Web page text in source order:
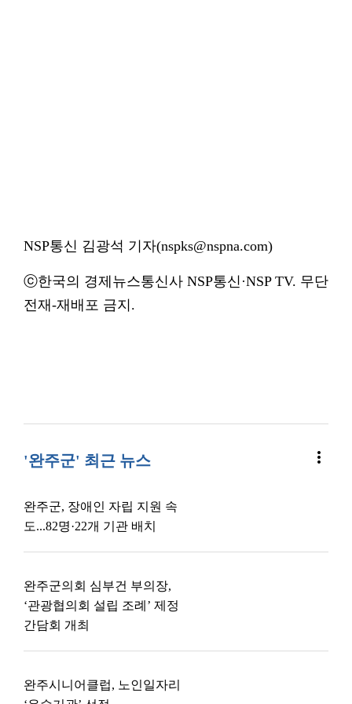
NSP통신 김광석 기자(nspks@nspna.com)
ⓒ한국의 경제뉴스통신사 NSP통신·NSP TV. 무단
전재-재배포 금지.
'완주군' 최근 뉴스 more_vert
완주군, 장애인 자립 지원 속
도...82명·22개 기관 배치
완주군의회 심부건 부의장,
‘관광협의회 설립 조례’ 제정
간담회 개최
완주시니어클럽, 노인일자리